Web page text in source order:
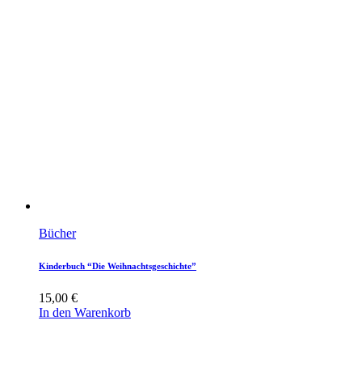
Bücher
Kinderbuch “Die Weihnachtsgeschichte”
15,00 €
In den Warenkorb